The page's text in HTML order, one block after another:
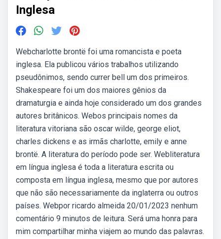
Inglesa
Webcharlotte brontë foi uma romancista e poeta
inglesa. Ela publicou vários trabalhos utilizando
pseudônimos, sendo currer bell um dos primeiros.
Shakespeare foi um dos maiores gênios da
dramaturgia e ainda hoje considerado um dos grandes
autores britânicos. Webos principais nomes da
literatura vitoriana são oscar wilde, george eliot,
charles dickens e as irmãs charlotte, emily e anne
brontë. A literatura do período pode ser. Webliteratura
em língua inglesa é toda a literatura escrita ou
composta em língua inglesa, mesmo que por autores
que não são necessariamente da inglaterra ou outros
países. Webpor ricardo almeida 20/01/2023 nenhum
comentário 9 minutos de leitura. Será uma honra para
mim compartilhar minha viajem ao mundo das palavras.